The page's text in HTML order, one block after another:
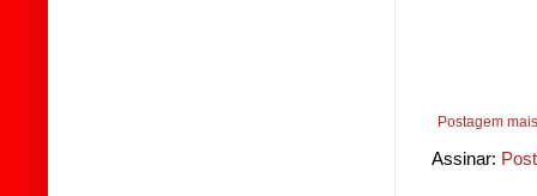
Postagem
Assinar: